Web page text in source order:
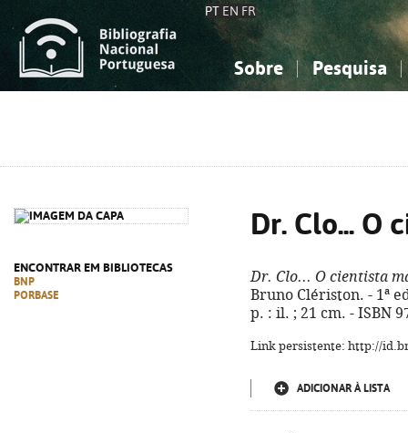
PT EN FR
Sobre Pesquisa
ENCONTRAR EM BIBLIOTECAS
BNP
PORBASE
Dr. Clo... O
Dr. Clo... O cientista
Bruno Clériston. - 1ª
p. : il. ; 21 cm. - ISBN
Link persistente: http://
ADICIONAR À LISTA